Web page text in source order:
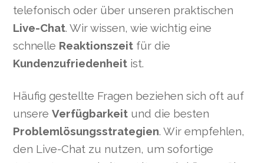
telefonisch oder über unseren praktischen
Live-Chat. Wir wissen, wie wichtig eine
schnelle Reaktionszeit für die
Kundenzufriedenheit ist.
Häufig gestellte Fragen beziehen sich oft auf
unsereVerfügbarkeit und die besten
Problemlösungsstrategien. Wir empfehlen,
den Live-Chat zu nutzen, um sofortige